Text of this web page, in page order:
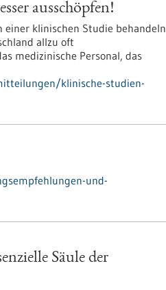
ausschöpfen!
einer klinischen Studie behandeln
allzu oft
medizinische Personal, das
klinische-studien-
und-
Säule der